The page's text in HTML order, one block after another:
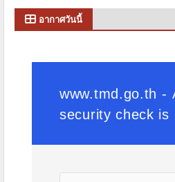
อากาศวันนี้